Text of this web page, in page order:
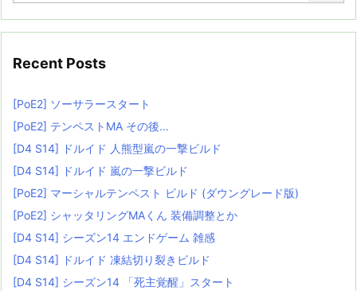
Recent Posts
[PoE2] ソーサラースタート
[PoE2] テンペストMA その後…
[D4 S14] ドルイド 人熊型嵐の一撃ビルド
[D4 S14] ドルイド 嵐の一撃ビルド
[PoE2] マーシャルテンペスト ビルド (ダウングレード版)
[PoE2] シャッタリングMAくん 装備調整とか
[D4 S14] シーズン14 エンドゲーム 雑感
[D4 S14] ドルイド 凍結切り裂きビルド
[D4 S14] シーズン14 「死主覚醒」スタート